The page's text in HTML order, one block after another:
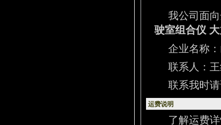
我公司面
驶室组合仪
企业名称
联系人：
联系我时
运费说明
了解运费